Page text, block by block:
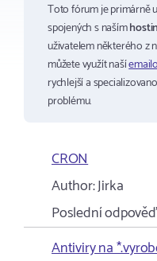
Toto fórum je primárně
spojených s naším
uživatelem některého z
můžete využít naší
rychlejší a
problému.
CRON
Author:Jirka
Poslední
Antiviry na